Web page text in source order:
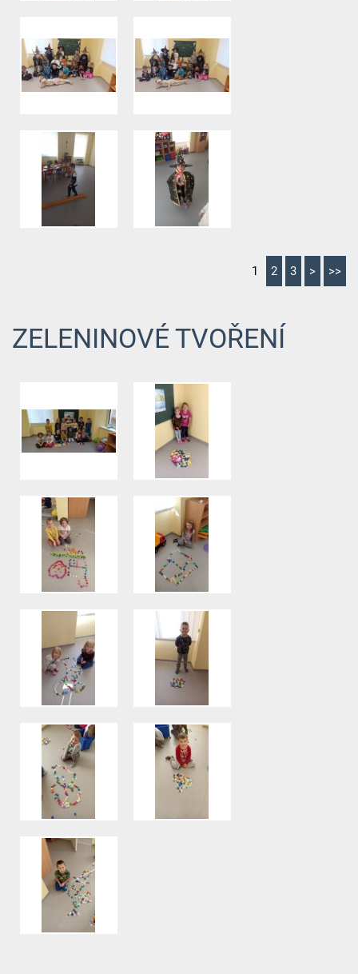
1 2 3 > >>
ZELENINOVÉ TVOŘENÍ